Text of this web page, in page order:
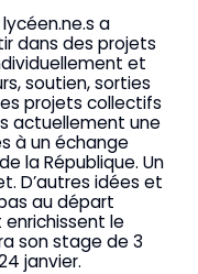
a
dans des projets
et
soutien, sorties
projets collectifs
actuellement une
à un échange
la République. Un
D’autres idées et
au départ
le
son stage de 3
janvier.